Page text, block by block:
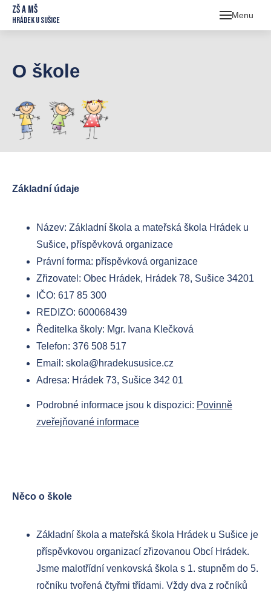
Menu
ZŠ a MŠ
Hrádek u Sušice
O škole
Základní údaje
Název: Základní škola a mateřská škola Hrádek u
Sušice, příspěvková organizace
Právní forma: příspěvková organizace
Zřizovatel: Obec Hrádek, Hrádek 78, Sušice 34201
IČO: 617 85 300
REDIZO: 600068439
Ředitelka školy: Mgr. Ivana Klečková
Telefon: 376 508 517
Email: skola@hradekususice.cz
Adresa: Hrádek 73, Sušice 342 01
Podrobné informace jsou k dispozici: Povinně
zveřejňované informace
Něco o škole
Základní škola a mateřská škola Hrádek u Sušice je
příspěvkovou organizací zřizovanou Obcí Hrádek.
Jsme malotřídní venkovská škola s 1. stupněm do 5.
ročníku tvořená čtyřmi třídami. Vždy dva z ročníků